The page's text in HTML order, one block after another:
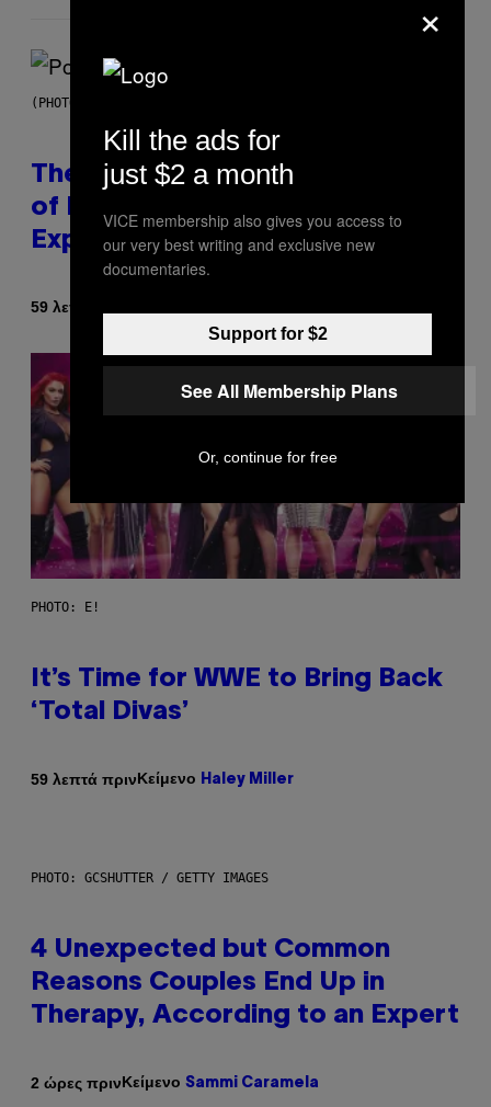
(PHOTO BY JO HALE/GETTY IMAGES)
The Entire Emotional Spectrum
of Having a Sibling Can Be
Explained in Just 4 Pop Songs
59 λεπτά πριν
PHOTO: E!
It’s Time for WWE to Bring Back
‘Total Divas’
59 λεπτά πρινΚείμενο Haley Miller
PHOTO: GCSHUTTER / GETTY IMAGES
4 Unexpected but Common
Reasons Couples End Up in
Therapy, According to an Expert
2 ώρες πρινΚείμενο Sammi Caramela
×
Kill the ads for
just $2 a month
VICE membership also gives you access to
our very best writing and exclusive new
documentaries.
Support for $2
See All Membership Plans
Or, continue for free